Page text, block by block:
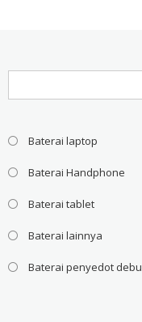
Baterai laptop
Baterai Handphone
Baterai tablet
Baterai lainnya
Baterai penyedot debu